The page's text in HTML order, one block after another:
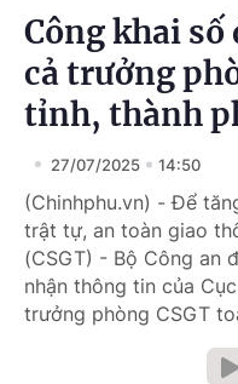
Công khai
cả trưởng
tỉnh, thành
27/07/2025 14:50
(Chinhphu.vn) - Để
trật tự, an toàn giao
(CSGT) - Bộ Công an
nhận thông tin của
trưởng phòng CSGT